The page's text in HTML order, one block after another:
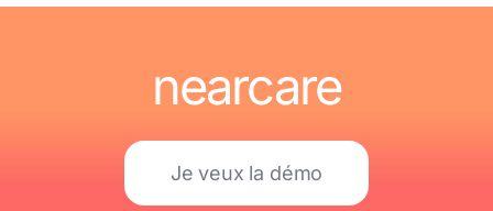
nearcare
Je veux la démo